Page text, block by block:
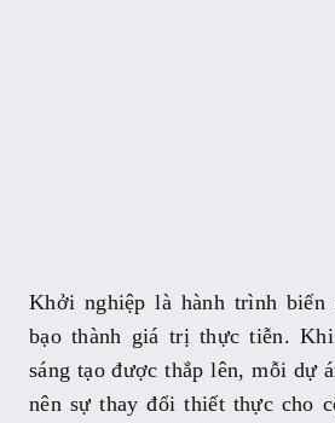
Khởi nghiệp là hành trình biến
bạo thành giá trị thực tiễn.
sáng tạo được thắp lên, mỗi dự
nên sự thay đổi thiết thực cho